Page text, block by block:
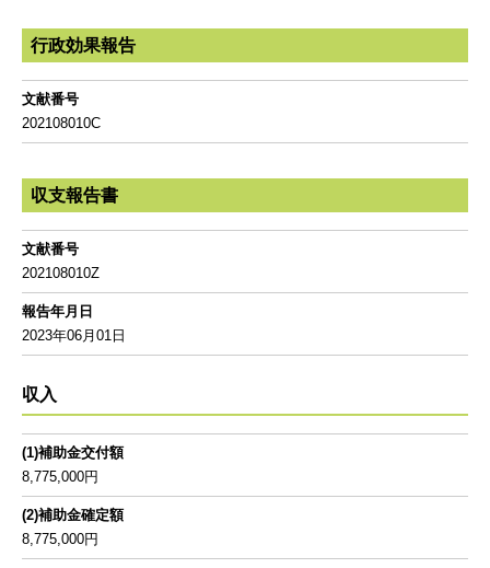
行政効果報告
文献番号
202108010C
収支報告書
文献番号
202108010Z
報告年月日
2023年06月01日
収入
(1)補助金交付額
8,775,000円
(2)補助金確定額
8,775,000円